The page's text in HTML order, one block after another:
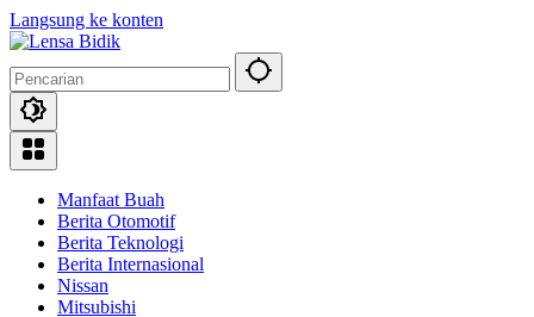
Langsung ke konten
Manfaat Buah
Berita Otomotif
Berita Teknologi
Berita Internasional
Nissan
Mitsubishi